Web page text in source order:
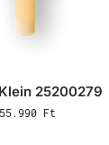
25200279
55.990 Ft